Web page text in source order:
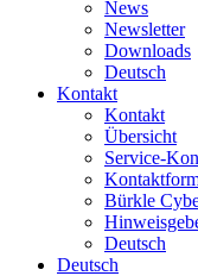
News
Newsletter
Downloads
Deutsch
Kontakt
Kontakt
Übersicht
Service-
Bürkle
Deutsch
Deutsch